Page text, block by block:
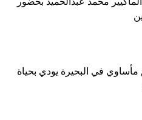
في البحيرة يودي بحياة